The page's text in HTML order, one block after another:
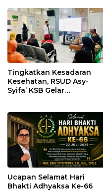
Tingkatkan Kesadaran
Kesehatan, RSUD Asy-
Syifa’ KSB Gelar
Ucapan Selamat Hari
Bhakti Adhyaksa Ke-66